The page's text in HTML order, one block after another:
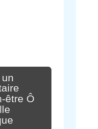
être Ô